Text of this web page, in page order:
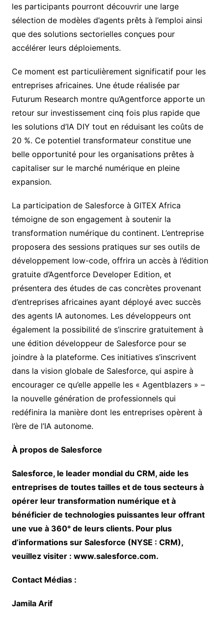
les participants pourront découvrir une large
sélection de modèles d’agents prêts à l’emploi ainsi
que des solutions sectorielles conçues pour
accélérer leurs déploiements.
Ce moment est particulièrement significatif pour les
entreprises africaines. Une étude réalisée par
Futurum Research montre qu’Agentforce apporte un
retour sur investissement cinq fois plus rapide que
les solutions d’IA DIY tout en réduisant les coûts de
20 %. Ce potentiel transformateur constitue une
belle opportunité pour les organisations prêtes à
capitaliser sur le marché numérique en pleine
expansion.
La participation de Salesforce à GITEX Africa
témoigne de son engagement à soutenir la
transformation numérique du continent. L’entreprise
proposera des sessions pratiques sur ses outils de
développement low-code, offrira un accès à l’édition
gratuite d’Agentforce Developer Edition, et
présentera des études de cas concrètes provenant
d’entreprises africaines ayant déployé avec succès
des agents IA autonomes. Les développeurs ont
également la possibilité de s’inscrire gratuitement à
une édition développeur de Salesforce pour se
joindre à la plateforme. Ces initiatives s’inscrivent
dans la vision globale de Salesforce, qui aspire à
encourager ce qu’elle appelle les « Agentblazers » –
la nouvelle génération de professionnels qui
redéfinira la manière dont les entreprises opèrent à
l’ère de l’IA autonome.
À propos de Salesforce
Salesforce, le leader mondial du CRM, aide les
entreprises de toutes tailles et de tous secteurs à
opérer leur transformation numérique et à
bénéficier de technologies puissantes leur offrant
une vue à 360° de leurs clients. Pour plus
d’informations sur Salesforce (NYSE : CRM),
veuillez visiter : www.salesforce.com.
Contact Médias :
Jamila Arif